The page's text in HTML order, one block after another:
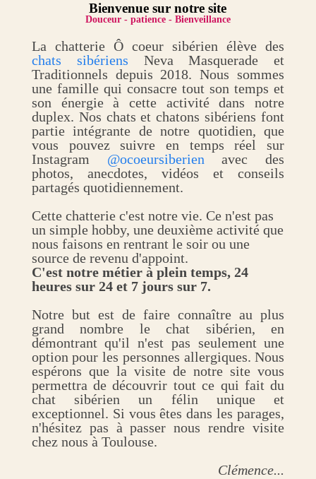
Bienvenue sur notre site
Douceur - patience - Bienveillance
La chatterie Ô coeur sibérien élève des
chats sibériens Neva Masquerade et
Traditionnels depuis 2018. Nous sommes
une famille qui consacre tout son temps et
son énergie à cette activité dans notre
duplex. Nos chats et chatons sibériens font
partie intégrante de notre quotidien, que
vous pouvez suivre en temps réel sur
Instagram @ocoeursiberien avec des
photos, anecdotes, vidéos et conseils
partagés quotidiennement.
Cette chatterie c'est notre vie. Ce n'est pas
un simple hobby, une deuxième activité que
nous faisons en rentrant le soir ou une
source de revenu d'appoint.
C'est notre métier à plein temps, 24
heures sur 24 et 7 jours sur 7.
Notre but est de faire connaître au plus
grand nombre le chat sibérien, en
démontrant qu'il n'est pas seulement une
option pour les personnes allergiques. Nous
espérons que la visite de notre site vous
permettra de découvrir tout ce qui fait du
chat sibérien un félin unique et
exceptionnel. Si vous êtes dans les parages,
n'hésitez pas à passer nous rendre visite
chez nous à Toulouse.
Clémence...